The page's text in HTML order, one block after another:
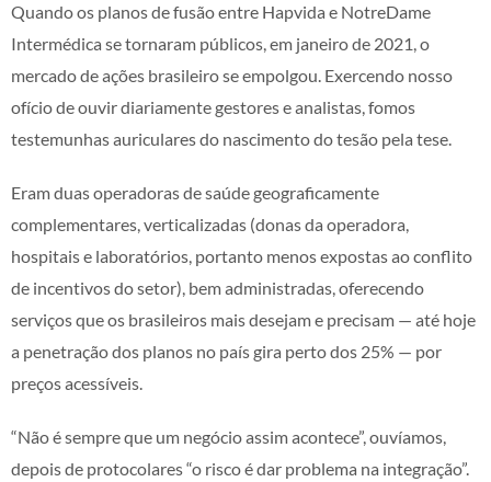
Quando os planos de fusão entre Hapvida e NotreDame
Intermédica se tornaram públicos, em janeiro de 2021, o
mercado de ações brasileiro se empolgou. Exercendo nosso
ofício de ouvir diariamente gestores e analistas, fomos
testemunhas auriculares do nascimento do tesão pela tese.
Eram duas operadoras de saúde geograficamente
complementares, verticalizadas (donas da operadora,
hospitais e laboratórios, portanto menos expostas ao conflito
de incentivos do setor), bem administradas, oferecendo
serviços que os brasileiros mais desejam e precisam — até hoje
a penetração dos planos no país gira perto dos 25% — por
preços acessíveis.
“Não é sempre que um negócio assim acontece”, ouvíamos,
depois de protocolares “o risco é dar problema na integração”.